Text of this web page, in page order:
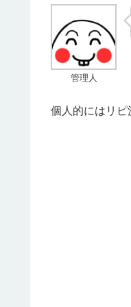
管理人
個人的にはリピ